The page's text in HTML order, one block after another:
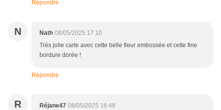
Répondre
N Nath 08/05/2025 17:10
Très jolie carte avec cette belle fleur embossée et cette fine
bordure dorée !
Répondre
R Réjane47 08/05/2025 16:48